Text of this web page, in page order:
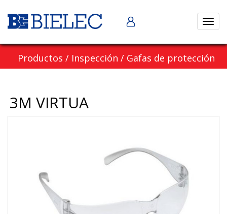
Abrir
Productos / Inspección / Gafas de protección
3M VIRTUA